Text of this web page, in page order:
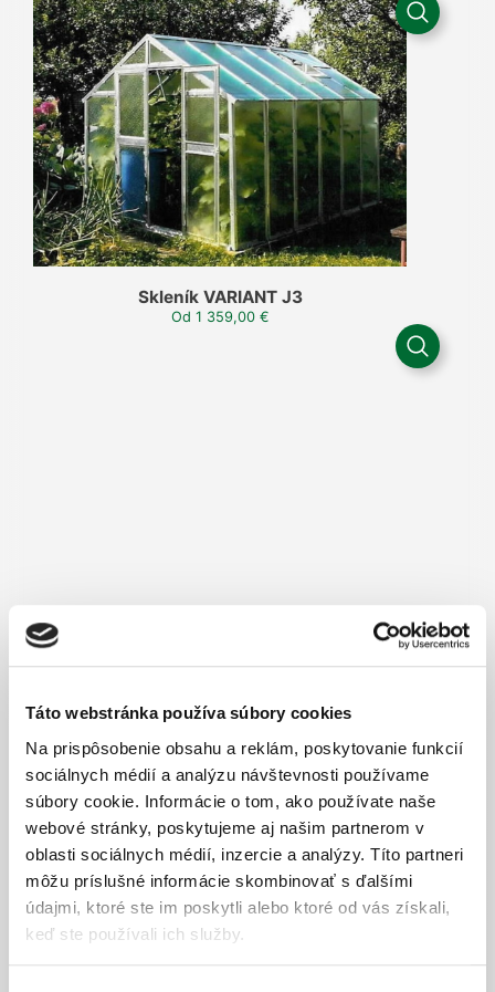
Táto webstránka používa súbory cookies
Na prispôsobenie obsahu a reklám, poskytovanie funkcií
sociálnych médií a analýzu návštevnosti používame
súbory cookie. Informácie o tom, ako používate naše
webové stránky, poskytujeme aj našim partnerom v
oblasti sociálnych médií, inzercie a analýzy. Títo partneri
môžu príslušné informácie skombinovať s ďalšími
údajmi, ktoré ste im poskytli alebo ktoré od vás získali,
keď ste používali ich služby.
Skleník VARIANT J3
Od 1 359,00 €